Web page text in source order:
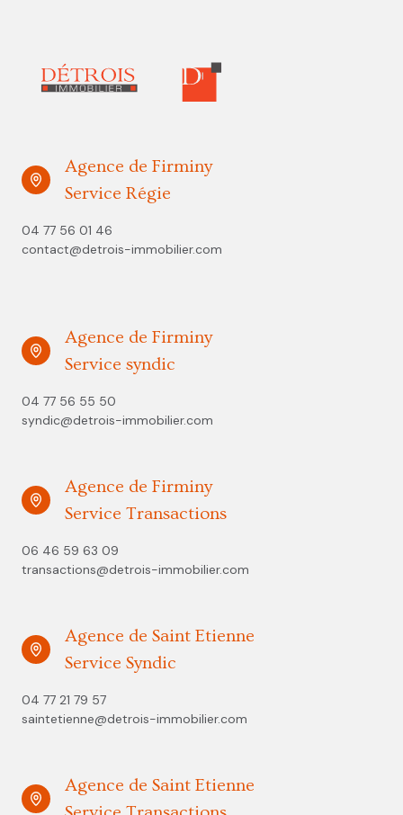
Agence de Firminy
Service Régie
04 77 56 01 46
contact@detrois-immobilier.com
Agence de Firminy
Service syndic
04 77 56 55 50
syndic@detrois-immobilier.com
Agence de Firminy
Service Transactions
06 46 59 63 09
transactions@detrois-immobilier.com
Agence de Saint Etienne
Service Syndic
04 77 21 79 57
saintetienne@detrois-immobilier.com
Agence de Saint Etienne